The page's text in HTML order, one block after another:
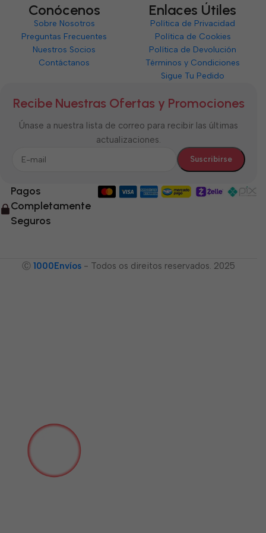
Conócenos
Sobre Nosotros
Preguntas Frecuentes
Nuestros Socios
Contáctanos
Enlaces Útiles
Política de Privacidad
Política de Cookies
Política de Devolución
Términos y Condiciones
Sigue Tu Pedido
Recibe Nuestras Ofertas y Promociones
Únase a nuestra lista de correo para recibir las últimas
actualizaciones.
Pagos
Completamente
Seguros
Ⓒ 1000Envíos - Todos os direitos reservados. 2025